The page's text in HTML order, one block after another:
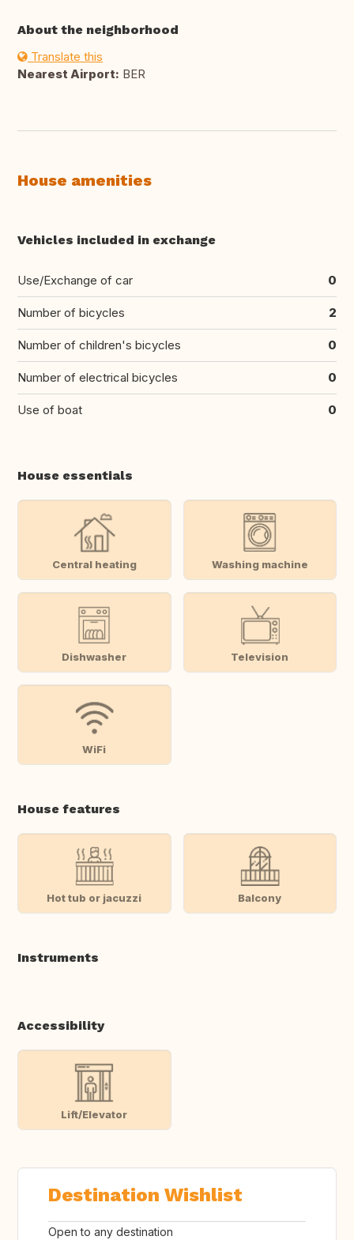
About the neighborhood
Translate this
Nearest Airport: BER
House amenities
Vehicles included in exchange
Use/Exchange of car 0
Number of bicycles 2
Number of children's bicycles 0
Number of electrical bicycles 0
Use of boat 0
House essentials
Central heating Washing machine
Dishwasher Television
WiFi
House features
Hot tub or jacuzzi Balcony
Instruments
Accessibility
Lift/Elevator
Destination Wishlist
Open to any destination